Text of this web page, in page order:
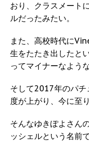
おり、クラスメート
ルだったみたい。
また、高校時代に
生をたたき出したと
ってマイナーなよう
そして2017年のパチ
度が上がり、今に至り
そんなゆきぽよさん
ッシェルという名前